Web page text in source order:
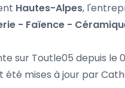
Hautes-Alpes,
- Faïence -
sur Toutle05 depuis le
été mises à jour par